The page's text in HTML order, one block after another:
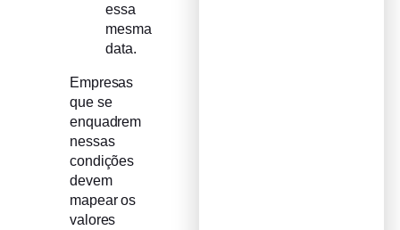
essa
mesma
data.
Empresas
que se
enquadrem
nessas
condições
devem
mapear os
valores